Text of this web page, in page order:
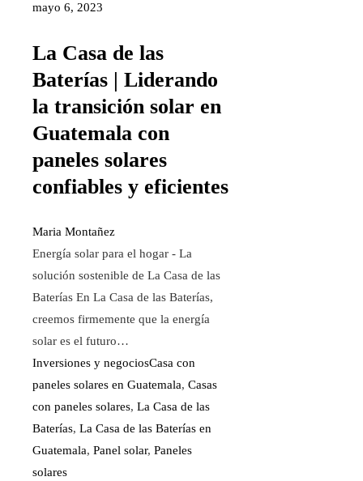
mayo 6, 2023
La Casa de las
Baterías | Liderando
la transición solar en
Guatemala con
paneles solares
confiables y eficientes
Maria Montañez
Energía solar para el hogar - La
solución sostenible de La Casa de las
Baterías En La Casa de las Baterías,
creemos firmemente que la energía
solar es el futuro…
Inversiones y negociosCasa con
paneles solares en Guatemala, Casas
con paneles solares, La Casa de las
Baterías, La Casa de las Baterías en
Guatemala, Panel solar, Paneles
solares